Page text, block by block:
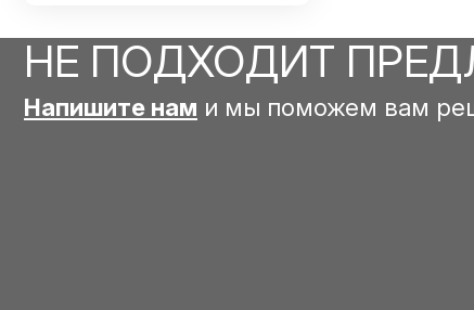
НЕ ПОДХОДИТ
Напишите нам и мы поможем вам